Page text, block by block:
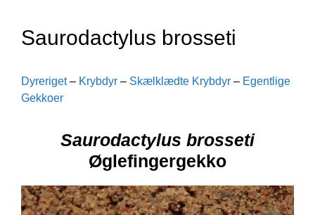
Saurodactylus brosseti
Dyreriget– Krybdyr – Skælklædte Krybdyr – Egentlige
Gekkoer
Saurodactylus brosseti
Øglefingergekko